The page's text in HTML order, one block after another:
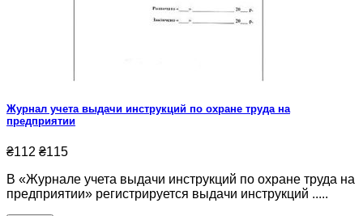
Журнал учета выдачи инструкций по охране труда на
предприятии
₴112 ₴115
В «Журнале учета выдачи инструкций по охране труда на
предприятии» регистрируется выдачи инструкций .....